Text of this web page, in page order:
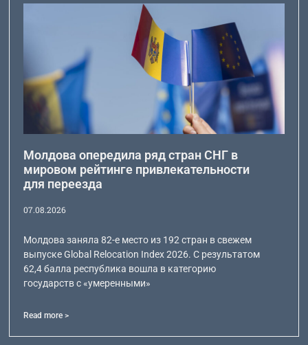
Молдова опередила ряд стран СНГ в
мировом рейтинге привлекательности
для переезда
07.08.2026
Молдова заняла 82-е место из 192 стран в свежем
выпуске Global Relocation Index 2026. С результатом
62,4 балла республика вошла в категорию
государств с «умеренными»
Read more >